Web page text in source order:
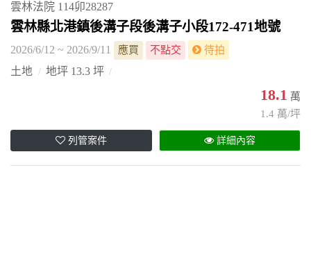
雲林法院 114卯28287
雲林縣北港鎮後溝子段後溝子小段172-471地號
2026/6/12 ~ 2026/9/11 應買 不點交 待拍
土地 地坪 13.3 坪
18.1 萬
1.4 萬/坪
列管案件 詳細內容